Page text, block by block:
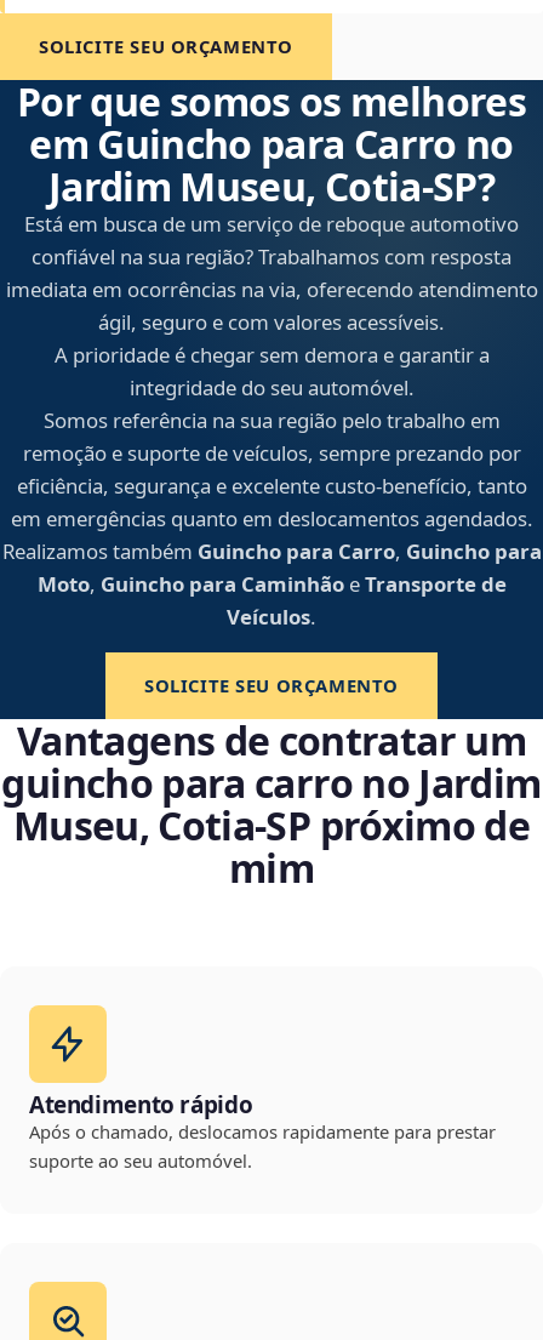
SOLICITE SEU ORÇAMENTO
Por que somos os melhores
em Guincho para Carro no
Jardim Museu, Cotia‑SP?
Está em busca de um serviço de reboque automotivo
confiável na sua região? Trabalhamos com resposta
imediata em ocorrências na via, oferecendo atendimento
ágil, seguro e com valores acessíveis.
A prioridade é chegar sem demora e garantir a
integridade do seu automóvel.
Somos referência na sua região pelo trabalho em
remoção e suporte de veículos, sempre prezando por
eficiência, segurança e excelente custo-benefício, tanto
em emergências quanto em deslocamentos agendados.
Realizamos também Guincho para Carro, Guincho para
Moto, Guincho para CaminhãoeTransporte de
Veículos.
SOLICITE SEU ORÇAMENTO
Vantagens de contratar um
guincho para carro no Jardim
Museu, Cotia‑SP próximo de
mim
Atendimento rápido
Após o chamado, deslocamos rapidamente para prestar
suporte ao seu automóvel.